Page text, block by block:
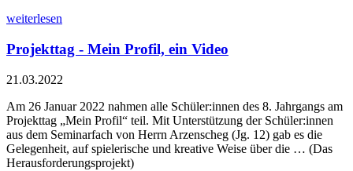
weiterlesen
Projekttag - Mein Profil, ein Video
21.03.2022
Am 26 Januar 2022 nahmen alle Schüler:innen des 8. Jahrgangs am
Projekttag „Mein Profil“ teil. Mit Unterstützung der Schüler:innen
aus dem Seminarfach von Herrn Arzenscheg (Jg. 12) gab es die
Gelegenheit, auf spielerische und kreative Weise über die … (Das
Herausforderungsprojekt)